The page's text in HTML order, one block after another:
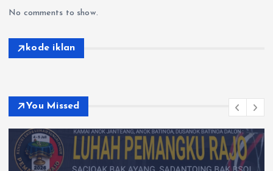
No comments to show.
kode iklan
You Missed